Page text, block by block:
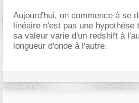
Aujourd'hui, on commence à se
linéaire n'est pas une hypothèse
sa valeur varie d'un redshift à
longueur d'onde à l'autre.